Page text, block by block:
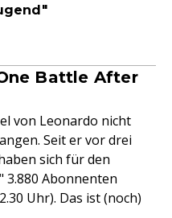
Battle After
von Leonardo nicht
Seit er vor drei
sich für den
" 3.880 Abonnenten
Uhr). Das ist (noch)